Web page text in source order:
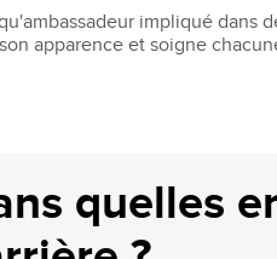
impliqué dans
apparence et soigne
quelles